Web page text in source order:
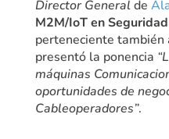
Director Generalde
M2M/IoT en
perteneciente también
presentó la ponencia
máquinas
oportunidades de
Cableoperadores”.